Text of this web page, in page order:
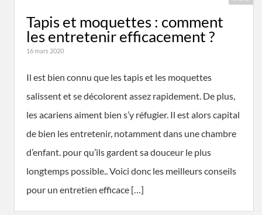
Tapis et moquettes : comment
les entretenir efficacement ?
16 mars 2020
Il est bien connu que les tapis et les moquettes
salissent et se décolorent assez rapidement. De plus,
les acariens aiment bien s’y réfugier. Il est alors capital
de bien les entretenir, notamment dans une chambre
d’enfant. pour qu’ils gardent sa douceur le plus
longtemps possible.. Voici donc les meilleurs conseils
pour un entretien efficace […]